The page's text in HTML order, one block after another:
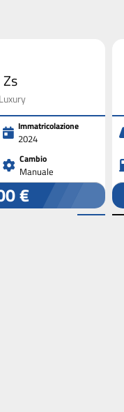
Zs
Immatricolazione
2024
Cambio
Manuale
€